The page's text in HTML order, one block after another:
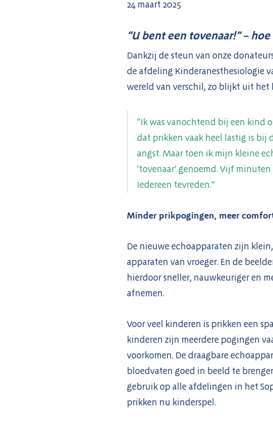
24 maart 2025
“U bent een tovenaar!” –
Dankzij de steun van onze
de afdeling Kinderanesthesiologie
wereld van verschil, zo blijkt uit het
“Ik was vanochtend bij een kind
dat prikken vaak heel lastig is bij
angst. Maar toen ik mijn kleine
‘tovenaar’ genoemd. Vijf
Iedereen tevreden.”
Minder prikpogingen, meer
De nieuwe echoapparaten zijn
apparaten van vroeger. En de
hierdoor sneller, nauwkeuriger en
afnemen.
Voor veel kinderen is prikken een
kinderen zijn meerdere pogingen
voorkomen. De draagbare
bloedvaten goed in beeld te
gebruik op alle afdelingen in het
prikken nu kinderspel.